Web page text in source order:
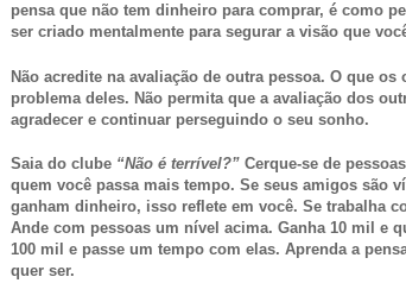
pensa que não tem dinheiro para comprar, é como
ser criado mentalmente para segurar a visão que
Não acredite na avaliação de outra pessoa. O que
problema deles. Não permita que a avaliação dos
agradecer e continuar perseguindo o seu sonho.
Saia do clube “Não é terrível?” Cerque-se de
quem você passa mais tempo. Se seus amigos são
ganham dinheiro, isso reflete em você. Se trabalha
Ande com pessoas um nível acima. Ganha 10 mil e
100 mil e passe um tempo com elas. Aprenda a
quer ser.